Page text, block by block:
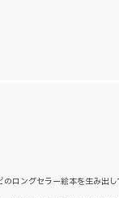
ングセラー絵本を生み出し